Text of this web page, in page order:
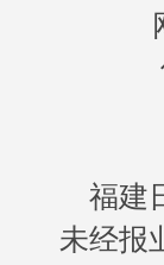
福建
未经报